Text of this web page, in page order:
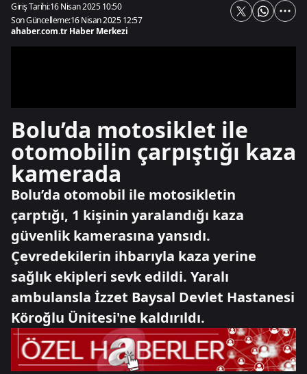
Giriş Tarihi:16 Nisan 2025 10:50
Son Güncelleme:16 Nisan 2025 12:57
ahaber.com.tr Haber Merkezi
Bolu’da motosiklet ile
otomobilin çarpıştığı kaza
kamerada
Bolu’da otomobil ile motosikletin
çarptığı, 1 kişinin yaralandığı kaza
güvenlik kamerasına yansıdı.
Çevredekilerin ihbarıyla kaza yerine
sağlık ekipleri sevk edildi. Yaralı
ambulansla İzzet Baysal Devlet Hastanesi
Köroğlu Ünitesi'ne kaldırıldı.